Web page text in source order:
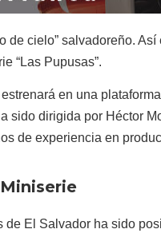
de cielo” salvadoreño.
“Las Pupusas”.
en una
sido dirigida por Héctor
de experiencia en
de El Salvador ha sido